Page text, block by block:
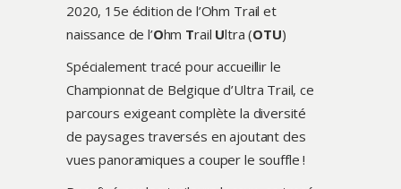
2020, 15e édition de l’Ohm Trail et
naissance de l’Ohm Trail Ultra (OTU)
Spécialement tracé pour accueillir le
Championnat de Belgique d’Ultra Trail, ce
parcours exigeant complète la diversité
de paysages traversés en ajoutant des
vues panoramiques a couper le souffle !